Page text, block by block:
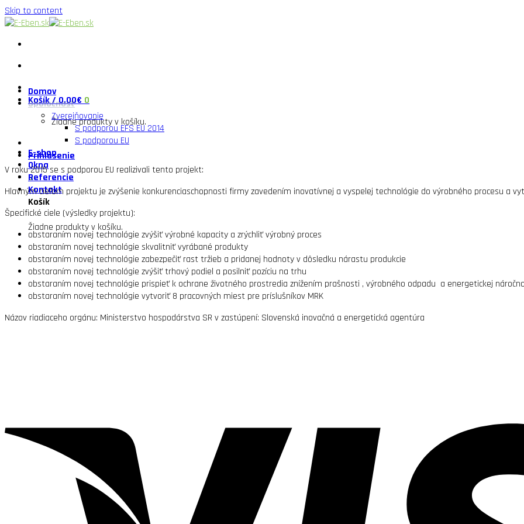
Skip to content
Košík /0.00€ 0
Žiadne produkty v košíku.
Prihlásenie
0
Košík
Žiadne produkty v košíku.
Domov
Spoločnosť
Zverejňovanie
S podporou EFS EU 2014
S podporou EU
E-shop
Okna
Referencie
Kontakt
V roku 2015 se s podporou EU realizivali tento projekt:
Hlavným cieľom projektu je zvýšenie konkurenciaschopnosti firmy zavedením inovatívnej a vyspelej technológie do výrobného procesu a
Špecifické ciele (výsledky projektu):
obstaraním novej technológie zvýšiť výrobné kapacity a zrýchliť výrobný proces
obstaraním novej technológie skvalitniť vyrábané produkty
obstaraním novej technológie zabezpečiť rast tržieb a pridanej hodnoty v dôsledku nárastu produkcie
obstaraním novej technológie zvýšiť trhový podiel a posilniť pozíciu na trhu
obstaraním novej technológie prispieť k ochrane životného prostredia znížením prašnosti , výrobného odpadu a energetickej
obstaraním novej technológie vytvoriť 8 pracovných miest pre príslušníkov MRK
Názov riadiaceho orgánu: Ministerstvo hospodárstva SR v zastúpení: Slovenská inovačná a energetická agentúra